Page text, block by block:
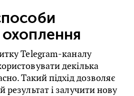
Telegram-каналу
декілька
Такий підхід дозволяє
результат і залучити нову